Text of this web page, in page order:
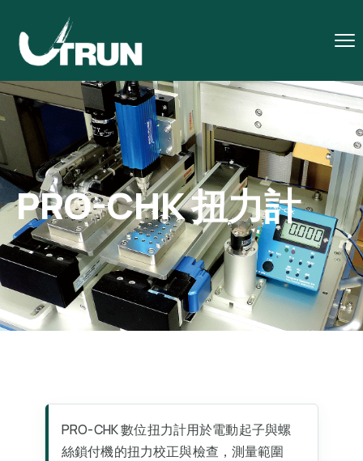
PRO-CHK 扭力計
PRO-CHK 數位扭力計用於電動起子與螺
絲鎖付機的扭力校正與檢查，測量範圍